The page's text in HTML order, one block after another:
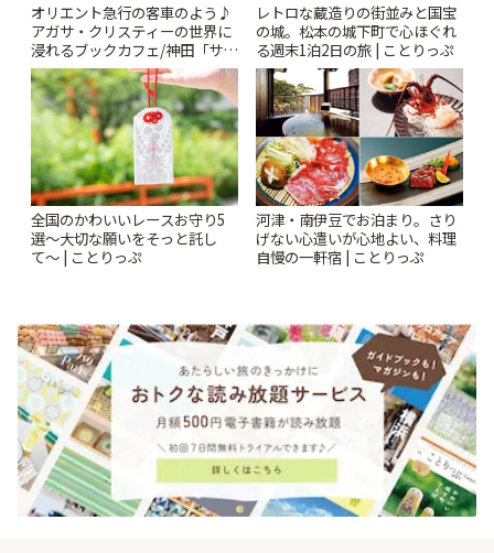
オリエント急行の客車のよう♪
アガサ・クリスティーの世界に
浸れるブックカフェ/神田「サロ
ンクリスティ」 | ことりっぷ
レトロな蔵造りの街並みと国宝
の城。松本の城下町で心ほぐれ
る週末1泊2日の旅 | ことりっぷ
全国のかわいいレースお守り5
選〜大切な願いをそっと託し
て〜 | ことりっぷ
河津・南伊豆でお泊まり。さり
げない心遣いが心地よい、料理
自慢の一軒宿 | ことりっぷ